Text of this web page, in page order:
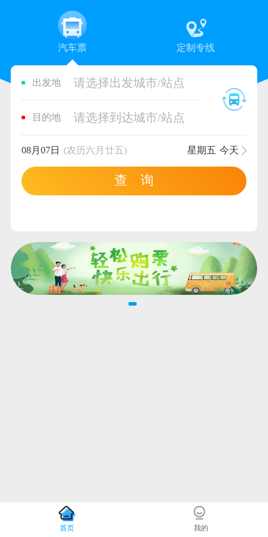
汽车票 定制专线
出发地 请选择出发城市/站点
目的地 请选择到达城市/站点
08月07日 (农历六月廿五) 星期五 今天
查 询
首页 我的